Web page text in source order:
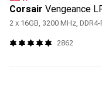
Corsair Vengeance
2 x 16GB, 3200 MHz,
2862